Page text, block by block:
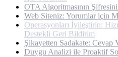
OTA Algoritmasının
Web Siteniz: Yorumlar için
Operasyonları İyileştirin:
Destekli Geri Bildirim
Şikayetten Sadakate: Cevap
Duygu Analizi ile Proaktif